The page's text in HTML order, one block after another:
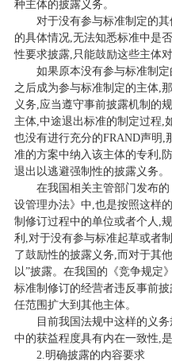
种主体的披露义务。
对于没有参与标准制定的
的具体情况,无法知悉标准中是
性要求披露,只能鼓励这些主体
如果原本没有参与标准制
之后成为参与标准制定的主体,
义务,应当遵守事前披露机制的
主体,中途退出标准的制定过程,
也没有进行充分的FRAND声明,
准的方案中纳入该主体的专利,
退出以逃避强制性的披露义务。
在我国相关主管部门发布
设管理办法》中,也是按照这样
制修订过程中的单位或者个人,
利,对于没有参与标准起草或者
了鼓励性的披露义务,而对于其
以”披露。在我国的《竞争规定
标准制修订的经营者违反事前
任范围扩大到其他主体。
目前我国法规中这样的义
中的获益程度具有内在一致性,是
2.明确披露的内容要求